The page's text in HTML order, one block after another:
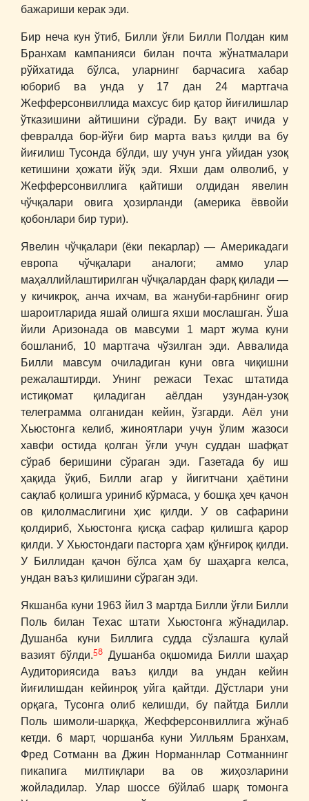
бажариши керак эди.
Бир неча кун ўтиб, Билли ўғли Билли Полдан ким
Бранхам кампанияси билан почта жўнатмалари
рўйхатида бўлса, уларнинг барчасига хабар
юбориб ва унда у 17 дан 24 мартгача
Жефферсонвиллида махсус бир қатор йиғилишлар
ўтказишини айтишини сўради. Бу вақт ичида у
февралда бор-йўғи бир марта ваъз қилди ва бу
йиғилиш Тусонда бўлди, шу учун унга уйидан узоқ
кетишини ҳожати йўқ эди. Яхши дам олволиб, у
Жефферсонвиллига қайтиши олдидан явелин
чўчқалари овига ҳозирланди (америка ёввойи
қобонлари бир тури).
Явелин чўчқалари (ёки пекарлар) ― Америкадаги
европа чўчқалари аналоги; аммо улар
маҳаллийлаштирилган чўчқалардан фарқ қилади ―
у кичикроқ, анча ихчам, ва жануби-ғарбнинг оғир
шароитларида яшай олишга яхши мослашган. Ўша
йили Аризонада ов мавсуми 1 март жума куни
бошланиб, 10 мартгача чўзилган эди. Аввалида
Билли мавсум очиладиган куни овга чиқишни
режалаштирди. Унинг режаси Техас штатида
истиқомат қиладиган аёлдан узундан-узоқ
телеграмма олганидан кейин, ўзгарди. Аёл уни
Хьюстонга келиб, жиноятлари учун ўлим жазоси
хавфи остида қолган ўғли учун суддан шафқат
сўраб беришини сўраган эди. Газетада бу иш
ҳақида ўқиб, Билли агар у йигитчани ҳаётини
сақлаб қолишга уриниб кўрмаса, у бошқа ҳеч қачон
ов қилолмаслигини ҳис қилди. У ов сафарини
қолдириб, Хьюстонга қисқа сафар қилишга қарор
қилди. У Хьюстондаги пасторга ҳам қўнғироқ қилди.
У Биллидан қачон бўлса ҳам бу шаҳарга келса,
ундан ваъз қилишини сўраган эди.
Якшанба куни 1963 йил 3 мартда Билли ўғли Билли
Поль билан Техас штати Хьюстонга жўнадилар.
Душанба куни Биллига судда сўзлашга қулай
вазият бўлди.58 Душанба оқшомида Билли шаҳар
Аудиториясида ваъз қилди ва ундан кейин
йиғилишдан кейинроқ уйга қайтди. Дўстлари уни
орқага, Тусонга олиб келишди, бу пайтда Билли
Поль шимоли-шарққа, Жефферсонвиллига жўнаб
кетди. 6 март, чоршанба куни Уилльям Бранхам,
Фред Сотманн ва Джин Норманнлар Сотманнинг
пикапига милтиқлари ва ов жиҳозларини
жойладилар. Улар шоссе бўйлаб шарқ томонга